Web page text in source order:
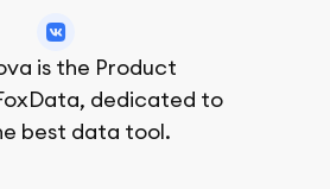
is the Product
dedicated to
best data tool.